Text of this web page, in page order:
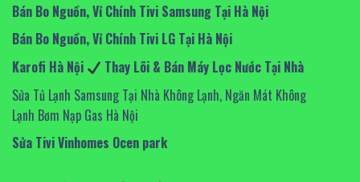
Bán Bo Nguồn, Vỉ Chính Tivi Samsung Tại Hà Nội
Bán Bo Nguồn, Vỉ Chính Tivi LG Tại Hà Nội
Karofi Hà Nội
Thay Lõi & Bán Máy Lọc Nước Tại Nhà
Sửa Tủ Lạnh Samsung Tại Nhà Không Lạnh, Ngăn Mát Không
Lạnh Bơm Nạp Gas Hà Nội
Sửa Tivi Vinhomes Ocen park